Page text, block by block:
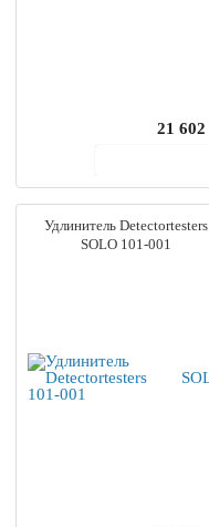
21 602
Удлинитель Detectortesters
SOLO 101-001